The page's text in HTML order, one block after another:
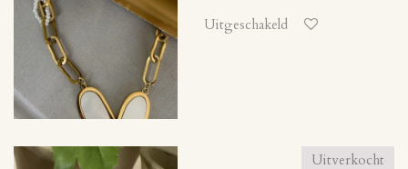
Uitgeschakeld
Uitverkocht